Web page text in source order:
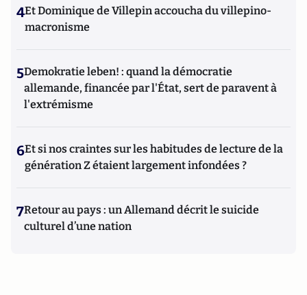
4Et Dominique de Villepin accoucha du villepino-
macronisme
5Demokratie leben! : quand la démocratie
allemande, financée par l'État, sert de paravent à
l'extrémisme
6Et si nos craintes sur les habitudes de lecture de la
génération Z étaient largement infondées ?
7Retour au pays : un Allemand décrit le suicide
culturel d’une nation